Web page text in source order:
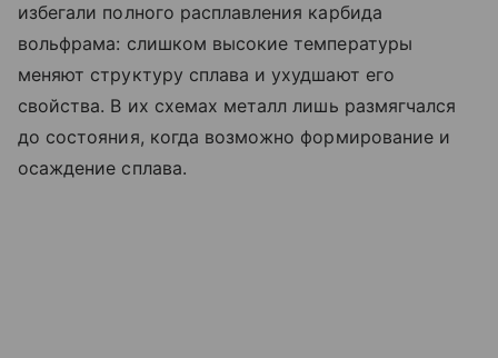
избегали полного расплавления карбида
вольфрама: слишком высокие температуры
меняют структуру сплава и ухудшают его
свойства. В их схемах металл лишь размягчался
до состояния, когда возможно формирование и
осаждение сплава.